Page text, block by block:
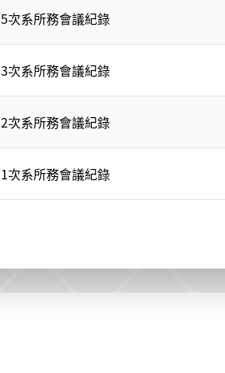
次系所務會議紀錄
次系所務會議紀錄
次系所務會議紀錄
次系所務會議紀錄